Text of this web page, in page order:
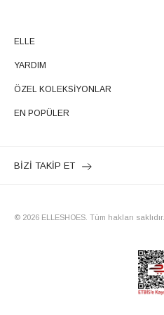
ELLE
YARDIM
ÖZEL KOLEKSİYONLAR
EN POPÜLER
BİZİ TAKİP ET
© 2026 ELLESHOES. Tüm hakları saklıdır.